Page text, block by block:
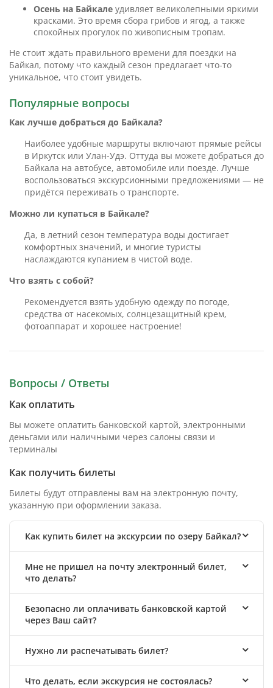
Осень на Байкале удивляет великолепными яркими
красками. Это время сбора грибов и ягод, а также
спокойных прогулок по живописным тропам.
Не стоит ждать правильного времени для поездки на
Байкал, потому что каждый сезон предлагает что-то
уникальное, что стоит увидеть.
Популярные вопросы
Как лучше добраться до Байкала?
Наиболее удобные маршруты включают прямые рейсы
в Иркутск или Улан-Удэ. Оттуда вы можете добраться до
Байкала на автобусе, автомобиле или поезде. Лучше
воспользоваться экскурсионными предложениями — не
придётся переживать о транспорте.
Можно ли купаться в Байкале?
Да, в летний сезон температура воды достигает
комфортных значений, и многие туристы
наслаждаются купанием в чистой воде.
Что взять с собой?
Рекомендуется взять удобную одежду по погоде,
средства от насекомых, солнцезащитный крем,
фотоаппарат и хорошее настроение!
Вопросы / Ответы
Как оплатить
Вы можете оплатить банковской картой, электронными
деньгами или наличными через салоны связи и
терминалы
Как получить билеты
Билеты будут отправлены вам на электронную почту,
указанную при оформлении заказа.
Как купить билет на экскурсии по озеру Байкал?
Мне не пришел на почту электронный билет,
что делать?
Безопасно ли оплачивать банковской картой
через Ваш сайт?
Нужно ли распечатывать билет?
Что делать, если экскурсия не состоялась?